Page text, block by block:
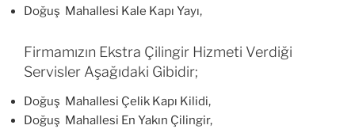
Doğuş Mahallesi Kale Kapı Yayı,
Firmamızın Ekstra Çilingir Hizmeti Verdiği
Servisler Aşağıdaki Gibidir;
Doğuş Mahallesi Çelik Kapı Kilidi,
Doğuş Mahallesi En Yakın Çilingir,